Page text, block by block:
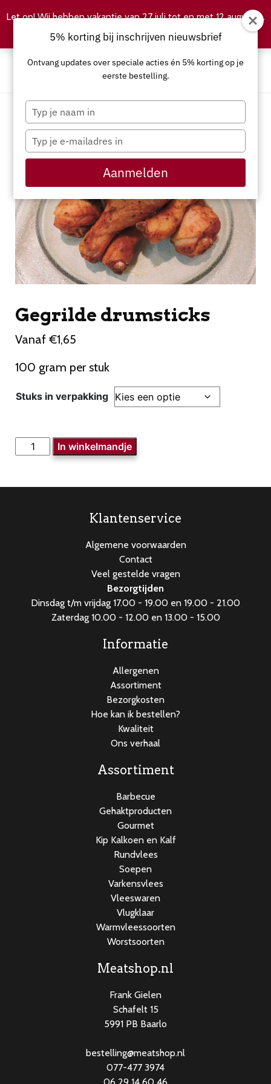
Gegrilde drumsticks
Vanaf €1,65
100 gram per stuk
Stuks in verpakking
Gegrilde
drumsticks
In winkelmandje
Klantenservice
Algemene voorwaarden
Contact
Veel gestelde vragen
Bezorgtijden
Dinsdag t/m vrijdag 17.00 - 19.00 en 19.00 - 21.00
Zaterdag 10.00 - 12.00 en 13.00 - 15.00
Informatie
Allergenen
Assortiment
Bezorgkosten
Hoe kan ik bestellen?
Kwaliteit
Ons verhaal
Assortiment
Barbecue
Gehaktproducten
Gourmet
Kip Kalkoen en Kalf
Rundvlees
Soepen
Varkensvlees
Vleeswaren
Vlugklaar
Warmvleessoorten
Worstsoorten
Meatshop.nl
Frank Gielen
Schafelt 15
5991 PB Baarlo
bestelling@meatshop.nl
077-477 3974
06 29 14 60 46
5% korting bij inschrijven nieuwsbrief
Ontvang updates over speciale acties én 5% korting op je
eerste bestelling.
Typ
je
naam
Typ
je
e-
in
Aanmelden
Let op! Wij hebben vakantie van 27 juli tot en met 12 augustus.
Negeren